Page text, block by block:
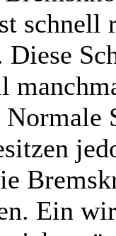
schnell
Diese
Normale
Ein